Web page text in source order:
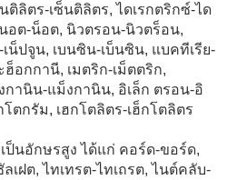
ติลิตร-เซ็นติลิตร, ไดเรกตริกซ์-ได
อต-น็อต, นิวตรอน-นิวตร็อน,
น็ปจูน, เบนซิน-เบ็นซิน, แบคทีเรีย-
อกกานี, เมตริก-เม็ตตริก,
กานิน-แม็งกานิน, อิเล็ก ตรอน-อิ
โตกรัม, เฮกโตลิตร-เฮ็กโตลิตร
นอักษรสูง ได้แก่ คอร์ด-ขอร์ด,
เฝต, ไทเทรต-ไทเถรต, ไนต์คลับ-